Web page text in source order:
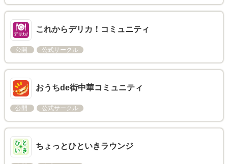
これからデリカ！コミュニティ
公開 公式サークル
おうちde街中華コミュニティ
公開 公式サークル
ちょっとひといきラウンジ